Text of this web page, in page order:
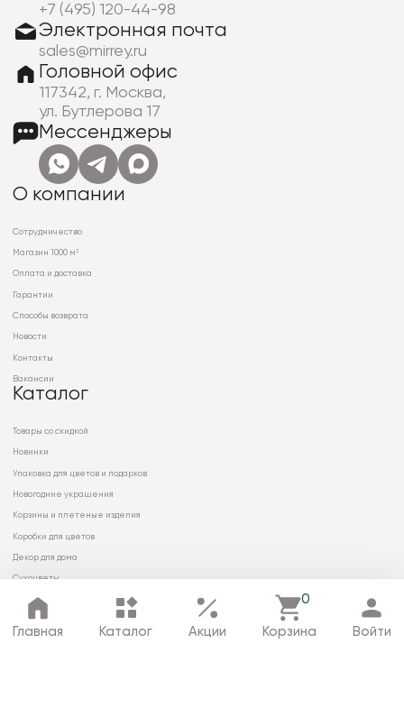
Главная Каталог Акции
0
Корзина Войти
+7 (495) 120-44-98
Электронная почта
sales@mirrey.ru
Головной офис
117342, г. Москва,
ул. Бутлерова 17
Мессенджеры
О компании
Сотрудничество
Магазин 1000 м²
Оплата и доставка
Гарантии
Способы возврата
Новости
Контакты
Вакансии
Каталог
Товары со скидкой
Новинки
Упаковка для цветов и подарков
Новогодние украшения
Корзины и плетеные изделия
Коробки для цветов
Декор для дома
Сухоцветы
© 2026 ООО «МИРРЭЙ»